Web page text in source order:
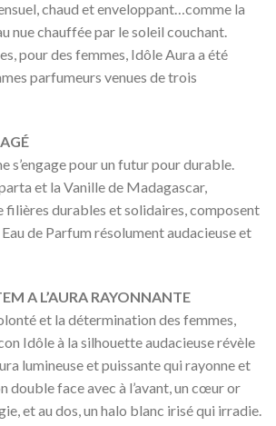
chaud et enveloppant…comme la
nue chauffée par le soleil couchant.
pour des femmes, Idôle Aura a été
parfumeurs venues de trois
s’engage pour un futur pour durable.
et la Vanille de Madagascar,
filières durables et solidaires, composent
de Parfum résolument audacieuse et
A L’AURA RAYONNANTE
et la détermination des femmes,
Idôle à la silhouette audacieuse révèle
lumineuse et puissante qui rayonne et
double face avec à l’avant, un cœur or
et au dos, un halo blanc irisé qui irradie.